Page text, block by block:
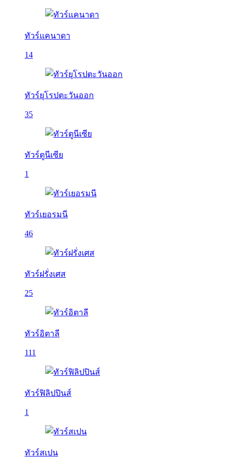
ทัวร์แคนาดา
14
ทัวร์ยุโรปตะวันออก
35
ทัวร์ตูนีเซีย
1
ทัวร์เยอรมนี
46
ทัวร์ฝรั่งเศส
25
ทัวร์อิตาลี
111
ทัวร์ฟิลิปปินส์
1
ทัวร์สเปน